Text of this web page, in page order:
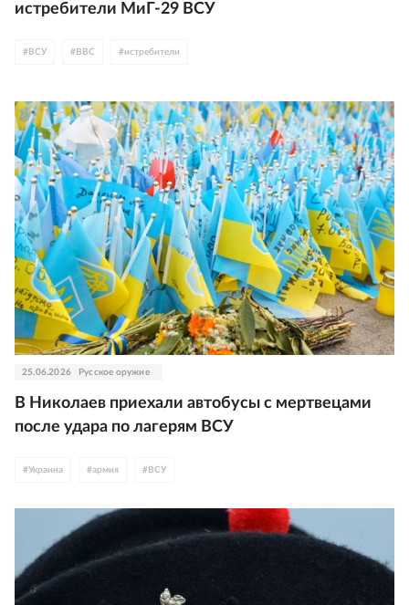
истребители МиГ-29 ВСУ
# ВСУ # ВВС #истребители
25.06.2026 Русское оружие
В Николаев приехали автобусы с мертвецами
после удара по лагерям ВСУ
#Украина #армия # ВСУ